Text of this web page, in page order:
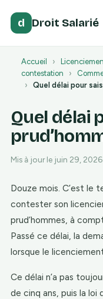
d Droit Salarié
Accueil ›
contestation
›
›
Quel délai pour
Quel délai
Mis à jour le juin 29, 2026
Douze mois. C’est le
contester son
prud’hommes, à
Passé ce délai, la
lorsque le
Ce délai n’a pas
de cinq ans, puis la loi